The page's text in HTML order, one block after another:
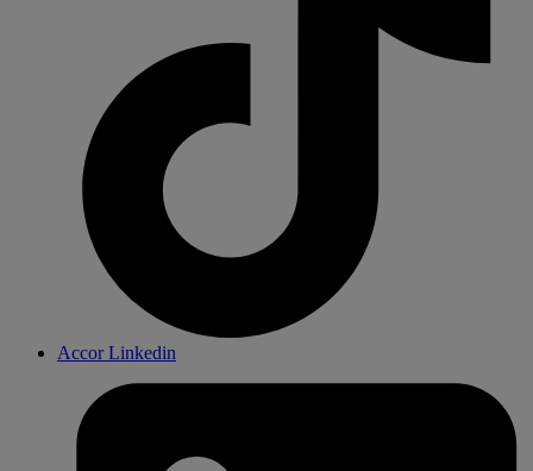
Accor Linkedin